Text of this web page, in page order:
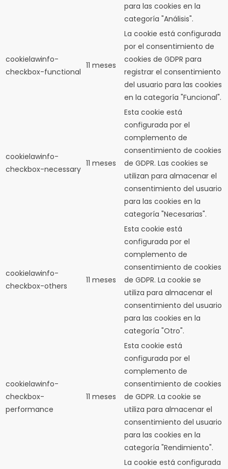
para las cookies en la
categoría "Análisis".
cookielawinfo-
checkbox-functional
11 meses
La cookie está configurada
por el consentimiento de
cookies de GDPR para
registrar el consentimiento
del usuario para las cookies
en la categoría "Funcional".
cookielawinfo-
checkbox-necessary
11 meses
Esta cookie está
configurada por el
complemento de
consentimiento de cookies
de GDPR. Las cookies se
utilizan para almacenar el
consentimiento del usuario
para las cookies en la
categoría "Necesarias".
cookielawinfo-
checkbox-others
11 meses
Esta cookie está
configurada por el
complemento de
consentimiento de cookies
de GDPR. La cookie se
utiliza para almacenar el
consentimiento del usuario
para las cookies en la
categoría "Otro".
cookielawinfo-
checkbox-
performance
11 meses
Esta cookie está
configurada por el
complemento de
consentimiento de cookies
de GDPR. La cookie se
utiliza para almacenar el
consentimiento del usuario
para las cookies en la
categoría "Rendimiento".
La cookie está configurada